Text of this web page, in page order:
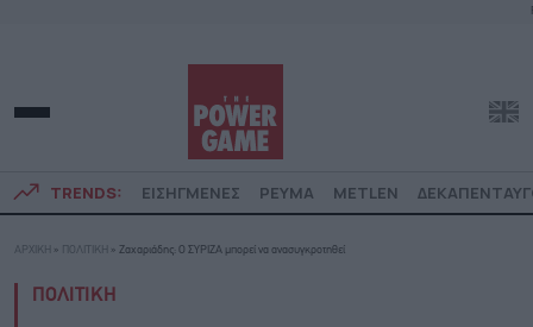
TRENDS: ΕΙΣΗΓΜΕΝΕΣ ΡΕΥΜΑ METLEN
ΑΡΧΙΚΗ » ΠΟΛΙΤΙΚΗ » Ζαχαριάδης: Ο ΣΥΡΙΖΑ μπορεί να ανασυγκροτηθεί
ΠΟΛΙΤΙΚΗ